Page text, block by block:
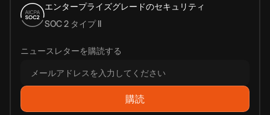
エンタープライズグレードのセキュリティ
SOC 2 タイプ II
ニュースレターを購読する